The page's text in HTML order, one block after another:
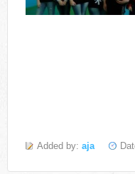
Added by: aja